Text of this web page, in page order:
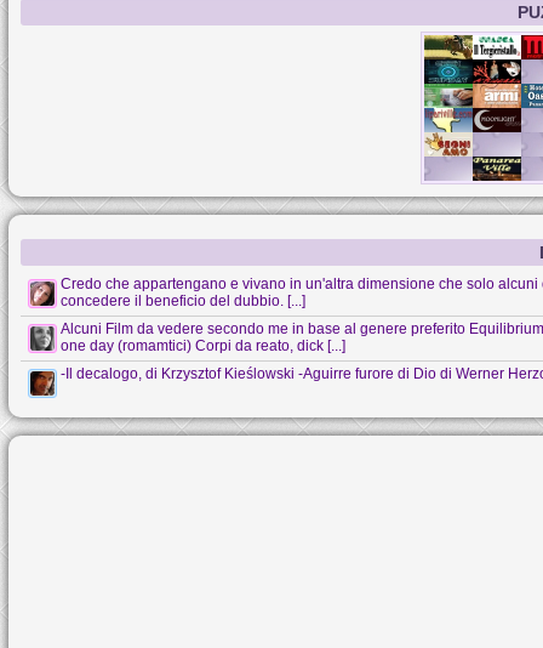
Credo che appartengano e vivano in un'altra dimensione che solo
concedere il beneficio del dubbio. [...]
Alcuni Film da vedere secondo me in base al genere preferito
one day (romamtici) Corpi da reato, dick [...]
-Il decalogo, di Krzysztof Kieślowski -Aguirre furore di Dio di Werner